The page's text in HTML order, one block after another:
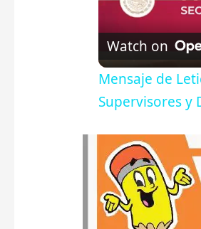
Watch on
Mensaje de
Supervisores y